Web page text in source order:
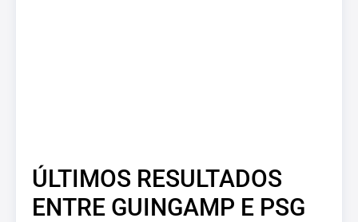
ÚLTIMOS RESULTADOS
ENTRE GUINGAMP E PSG